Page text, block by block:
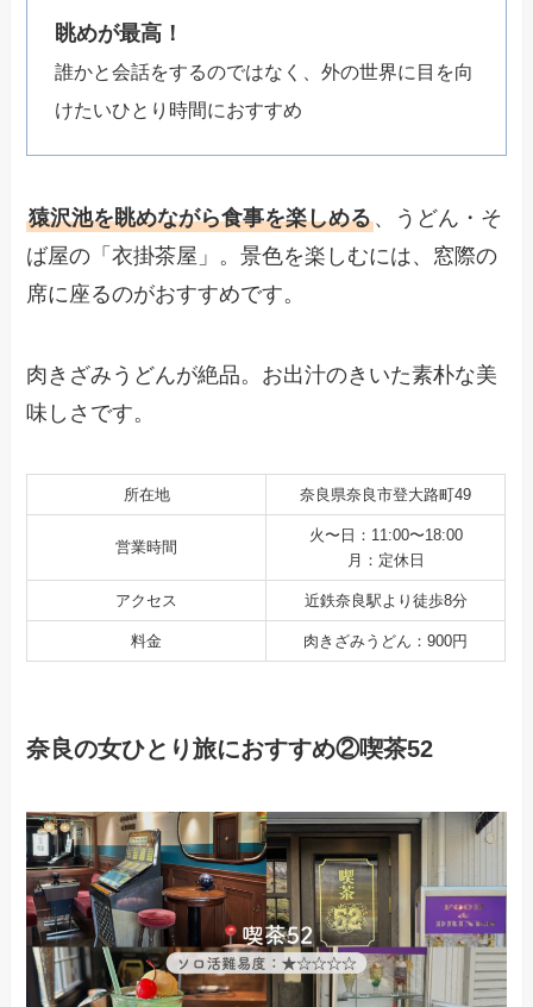
眺めが最高！
誰かと会話をするのではなく、外の世界に目を向
けたいひとり時間におすすめ
猿沢池を眺めながら食事を楽しめる、うどん・そ
ば屋の「衣掛茶屋」。景色を楽しむには、窓際の
席に座るのがおすすめです。
肉きざみうどんが絶品。お出汁のきいた素朴な美
味しさです。
所在地 奈良県奈良市登大路町49
営業時間
火〜日：11:00〜18:00
月：定休日
アクセス 近鉄奈良駅より徒歩8分
料金 肉きざみうどん：900円
奈良の女ひとり旅におすすめ②喫茶52